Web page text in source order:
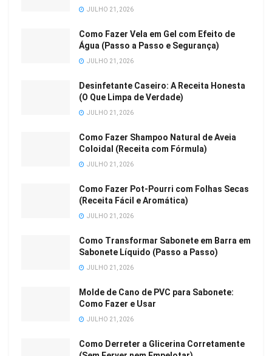
JULHO 21, 2026
Como Fazer Vela em Gel com Efeito de
Água (Passo a Passo e Segurança)
JULHO 21, 2026
Desinfetante Caseiro: A Receita Honesta
(O Que Limpa de Verdade)
JULHO 21, 2026
Como Fazer Shampoo Natural de Aveia
Coloidal (Receita com Fórmula)
JULHO 21, 2026
Como Fazer Pot-Pourri com Folhas Secas
(Receita Fácil e Aromática)
JULHO 21, 2026
Como Transformar Sabonete em Barra em
Sabonete Líquido (Passo a Passo)
JULHO 21, 2026
Molde de Cano de PVC para Sabonete:
Como Fazer e Usar
JULHO 21, 2026
Como Derreter a Glicerina Corretamente